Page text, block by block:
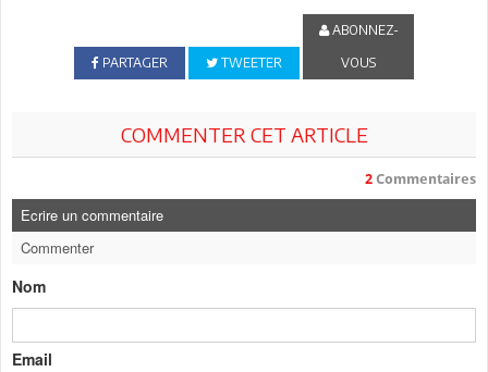
PARTAGER TWEETER
ABONNEZ-
VOUS
COMMENTER CET ARTICLE
2 Commentaires
Ecrire un commentaire
Commenter
Nom
Email